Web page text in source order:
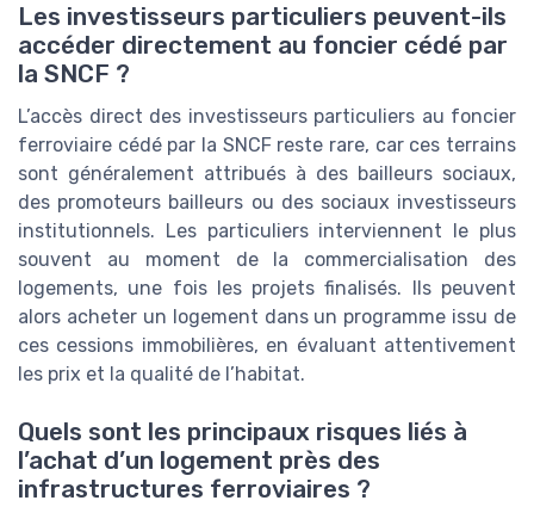
Les investisseurs particuliers peuvent-ils
accéder directement au foncier cédé par
la SNCF ?
L’accès direct des investisseurs particuliers au foncier
ferroviaire cédé par la SNCF reste rare, car ces terrains
sont généralement attribués à des bailleurs sociaux,
des promoteurs bailleurs ou des sociaux investisseurs
institutionnels. Les particuliers interviennent le plus
souvent au moment de la commercialisation des
logements, une fois les projets finalisés. Ils peuvent
alors acheter un logement dans un programme issu de
ces cessions immobilières, en évaluant attentivement
les prix et la qualité de l’habitat.
Quels sont les principaux risques liés à
l’achat d’un logement près des
infrastructures ferroviaires ?